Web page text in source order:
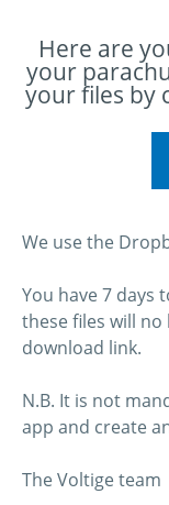
Here are
your
your files by
We use the
You have 7 days
these files will
download link.
N.B. It is not
app and create
The Voltige team